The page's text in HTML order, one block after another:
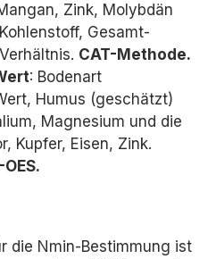
Zink, Molybdän
Gesamt-
CAT-Methode.
: Bodenart
Humus (geschätzt)
Magnesium und die
Kupfer, Eisen, Zink.
OES.
die Nmin-Bestimmung ist